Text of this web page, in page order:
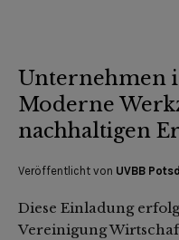
Unternehmen
Moderne
nachhaltigen
Veröffentlicht von UVBB
Diese Einladung
Vereinigung